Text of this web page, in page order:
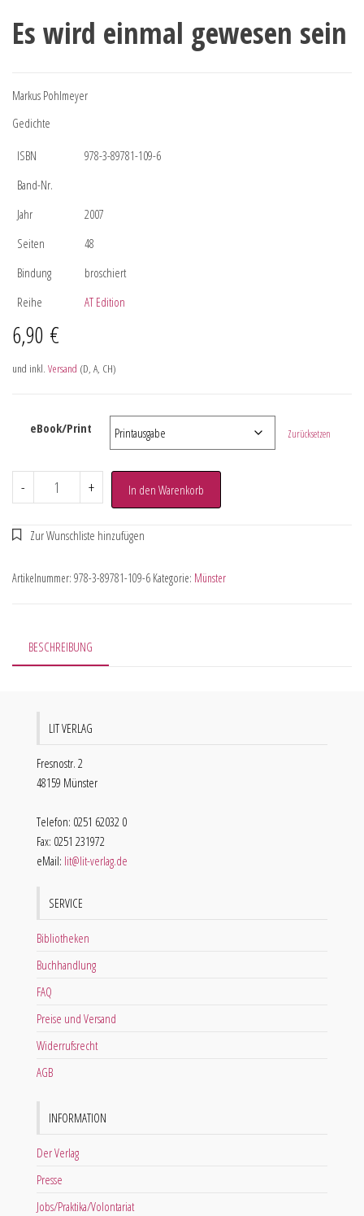
Es wird einmal gewesen sein
Markus Pohlmeyer
Gedichte
ISBN
978-3-89781-109-6
Band-Nr.
Jahr
2007
Seiten
48
Bindung
broschiert
Reihe
AT Edition
6,90 €
und inkl. Versand (D, A, CH)
eBook/Print Zurücksetzen
- + In den Warenkorb
Artikelnummer: 978-3-89781-109-6 Kategorie: Münster
BESCHREIBUNG
LIT VERLAG
Fresnostr. 2
48159 Münster
Telefon: 0251 62032 0
Fax: 0251 231972
eMail: lit@lit-verlag.de
SERVICE
Bibliotheken
Buchhandlung
FAQ
Preise und Versand
Widerrufsrecht
AGB
INFORMATION
Der Verlag
Presse
Jobs/Praktika/Volontariat